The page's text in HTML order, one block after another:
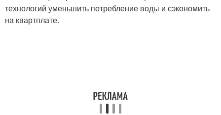
технологий уменьшить потребление воды и сэкономить
на квартплате.